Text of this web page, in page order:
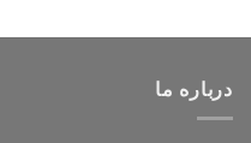
درباره ما